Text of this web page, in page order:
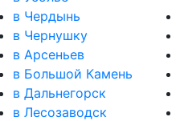
в Чердынь
в Чернушку
в Арсеньев
в Большой Камень
в Дальнегорск
в Лесозаводск